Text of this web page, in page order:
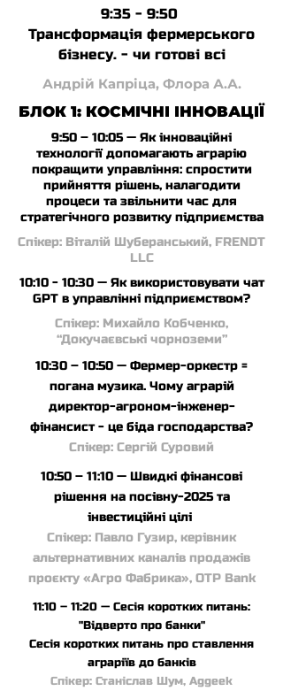
9:35 - 9:50
Трансформація фермерського
бізнесу. - чи готові всі
Андрій Капріца, Флора А.А.
БЛОК 1: КОСМІЧНІ ІННОВАЦІЇ
9:50 – 10:05 — Як інноваційні
технології допомагають аграрію
покращити управління: спростити
прийняття рішень, налагодити
процеси та звільнити час для
стратегічного розвитку підприємства
Спікер: Віталій Шуберанський, FRENDT
LLC
10:10 - 10:30 — Як використовувати чат
GPT в управлінні підприємством?
Спікер: Михайло Кобченко,
“Докучаєвські чорноземи”
10:30 – 10:50 — Фермер-оркестр =
погана музика. Чому аграрій
директор-агроном-інженер-
фінансист - це біда господарства?
Спікер: Сергій Суровий
10:50 – 11:10 — Швидкі фінансові
рішення на посівну-2025 та
інвестиційні цілі
Спікер: Павло Гузир, керівник
альтернативних каналів продажів
проєкту «Агро Фабрика», OTP Bank
11:10 – 11:20 — Сесія коротких питань:
"Відверто про банки"
Сесія коротких питань про ставлення
аграріїв до банків
Спікер: Станіслав Шум, Aggeek